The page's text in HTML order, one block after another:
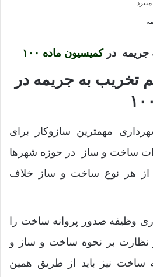
جریمه درکمیسیون ماده ۱۰۰
تخریب به جریمه در
ماده ۱۰۰ شهرداری مهمترین سازوکار برای
ساخت و ساز در حوزه شهرها
از هر نوع ساخت و ساز خلاف
وظیفه صدور پروانه ساخت را
نظارت بر نحوه ساخت و ساز و
ساخت نیز باید از طریق همین